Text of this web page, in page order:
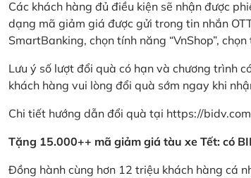
Các khách hàng đủ điều kiện sẽ nhận được
dạng mã giảm giá được gửi trong tin nhắn
SmartBanking, chọn tính năng “VnShop”,
Lưu ý số lượt đổi quà có hạn và chương trình
khách hàng vui lòng đổi quà sớm ngay khi
Chi tiết hướng dẫn đổi quà tại https://
Tặng 15.000++ mã giảm giá tàu xe Tết: có
Đồng hành cùng hơn 12 triệu khách hàng cá